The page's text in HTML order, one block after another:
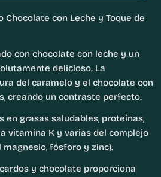
Chocolate con Leche y Toque de
con chocolate con leche y un
delicioso. La
del caramelo y el chocolate con
creando un contraste perfecto.
en grasas saludables, proteínas,
vitamina K y varias del complejo
fósforo y zinc).
y chocolate proporciona